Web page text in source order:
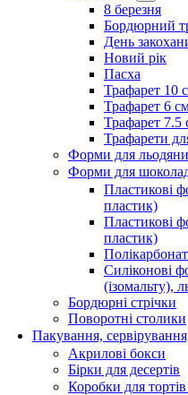
8 березня
Бордюрний
День
Новий рік
Пасха
Трафарет 10
Трафарет 6
Трафарет 7.5
Трафарети
Форми для
Форми для
Пластикові
пластик)
Пластикові
пластик)
Силіконові
(ізомальту),
Бордюрні стрічки
Поворотні столики
Пакування,
Акрилові бокси
Бірки для десертів
Коробки для тортів